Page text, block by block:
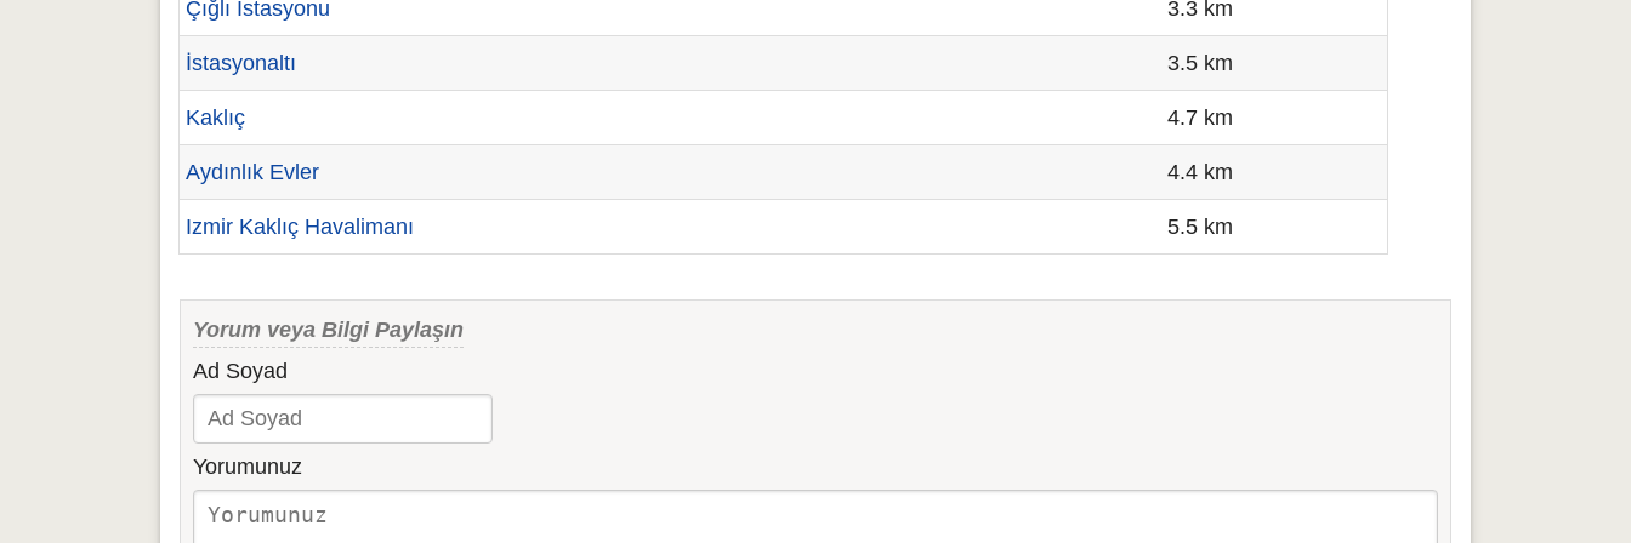
Çığlı İstasyonu 3.3 km
İstasyonaltı 3.5 km
Kaklıç 4.7 km
Aydınlık Evler 4.4 km
Izmir Kaklıç Havalimanı 5.5 km
Yorum veya Bilgi Paylaşın
Ad Soyad
Yorumunuz